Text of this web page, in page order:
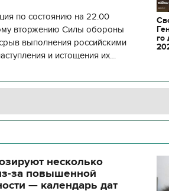
по состоянию на 22.00
вторжению Силы обороны
выполнения российскими
и истощения их
го
несколько
за повышенной
— календарь дат